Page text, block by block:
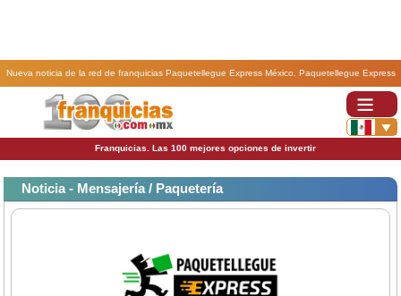
Nueva noticia de la red de franquicias Paquetellegue Express México. Paquetellegue Express
única franquicia mexicana certificada ISO 17067.
Franquicias. Las 100 mejores opciones de invertir
Noticia - Mensajería / Paquetería